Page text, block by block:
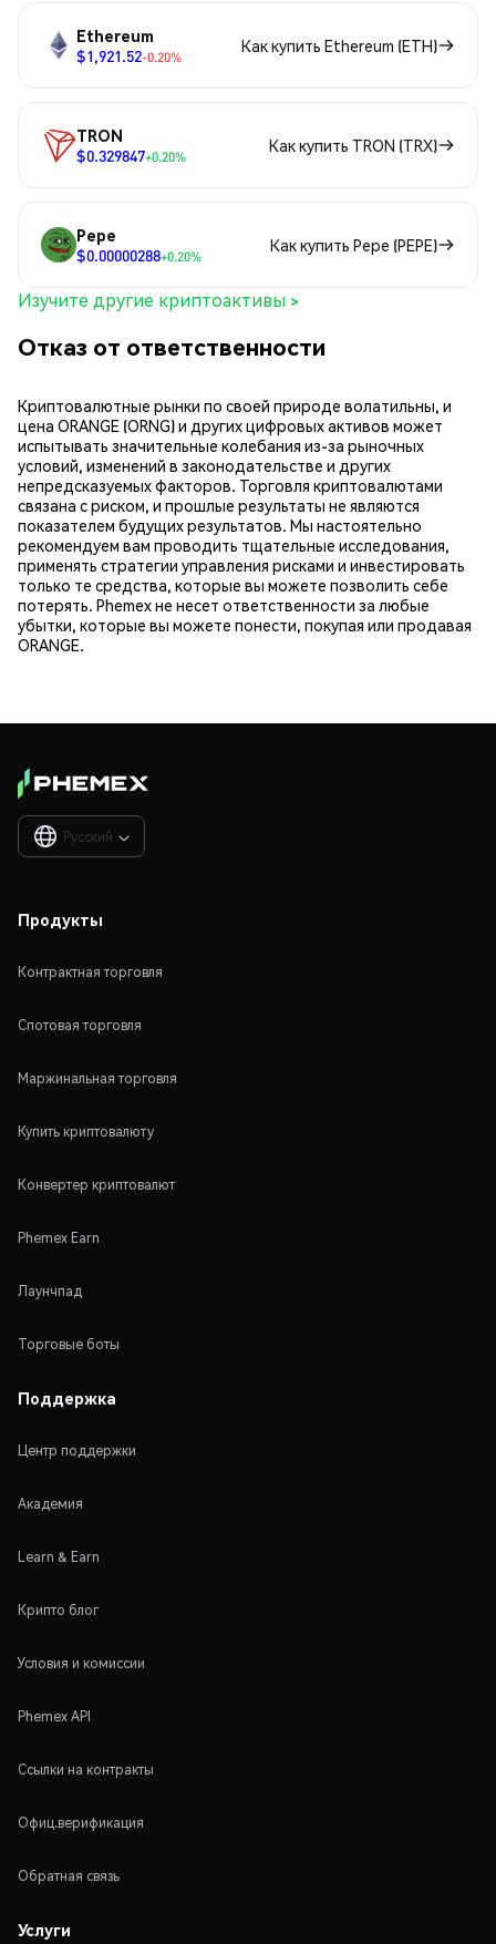
Ethereum
$1,921.52-0.20%
Как купить Ethereum (ETH)
TRON
$0.329847+0.20%
Как купить TRON (TRX)
Pepe
$0.00000288+0.20%
Как купить Pepe (PEPE)
Изучите другие криптоактивы >
Отказ от ответственности
Криптовалютные рынки по своей природе волатильны, и
цена ORANGE (ORNG) и других цифровых активов может
испытывать значительные колебания из-за рыночных
условий, изменений в законодательстве и других
непредсказуемых факторов. Торговля криптовалютами
связана с риском, и прошлые результаты не являются
показателем будущих результатов. Мы настоятельно
рекомендуем вам проводить тщательные исследования,
применять стратегии управления рисками и инвестировать
только те средства, которые вы можете позволить себе
потерять. Phemex не несет ответственности за любые
убытки, которые вы можете понести, покупая или продавая
ORANGE.
Русский 
Продукты
Контрактная торговля
Спотовая торговля
Маржинальная торговля
Купить криптовалюту
Конвертер криптовалют
Phemex Earn
Лаунчпад
Торговые боты
Поддержка
Центр поддержки
Академия
Learn & Earn
Крипто блог
Условия и комиссии
Phemex API
Ссылки на контракты
Офиц.верификация
Обратная связь
Услуги